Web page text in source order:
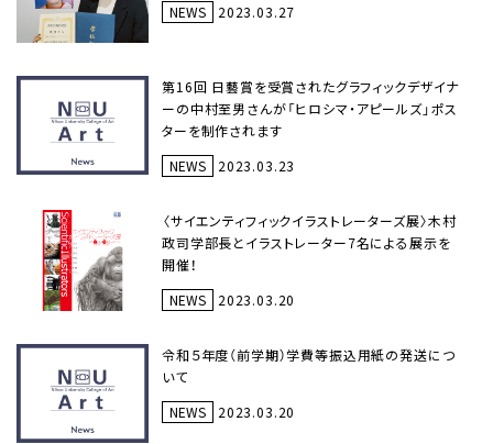
NEWS
2023.03.27
第16回 日藝賞を受賞されたグラフィックデザイナ
ーの中村至男さんが「ヒロシマ・アピールズ」ポス
ターを制作されます
NEWS
2023.03.23
〈サイエンティフィックイラストレーターズ展〉木村
政司学部長とイラストレーター7名による展示を
開催！
NEWS
2023.03.20
令和５年度（前学期）学費等振込用紙の発送につ
いて
NEWS
2023.03.20